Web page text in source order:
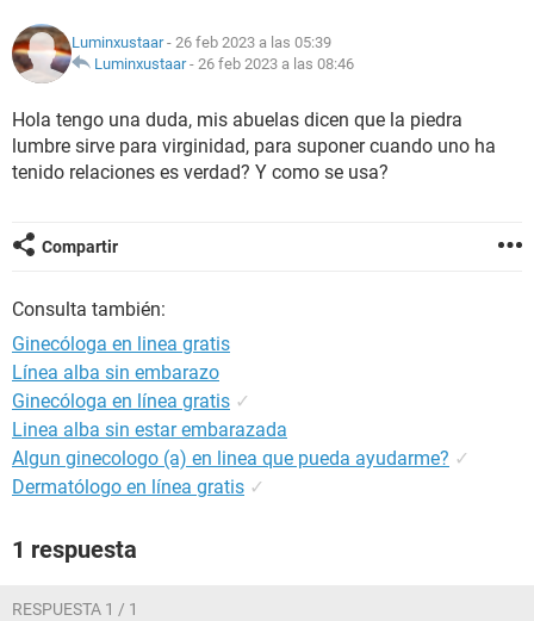
NUTRICIÓN
BIENESTAR
SEXUALIDAD
GLOSARIO
Luminxustaar- 26 feb 2023 a las 05:39
Luminxustaar- 26 feb 2023 a las 08:46
Hola tengo una duda, mis abuelas dicen que la piedra
lumbre sirve para virginidad, para suponer cuando uno ha
tenido relaciones es verdad? Y como se usa?
Compartir
Consulta también:
Ginecóloga en linea gratis
Línea alba sin embarazo
Ginecóloga en línea gratis ✓
Linea alba sin estar embarazada
Algun ginecologo (a) en linea que pueda ayudarme? ✓
Dermatólogo en línea gratis ✓
1 respuesta
RESPUESTA 1 / 1